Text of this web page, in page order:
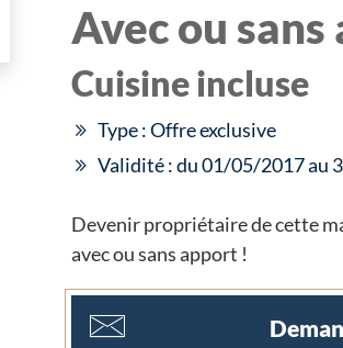
Avec ou
Cuisine incluse
Type : Offre exclusive
Validité : du 01/05/2017 au
Devenir propriétaire de cette
avec ou sans apport !